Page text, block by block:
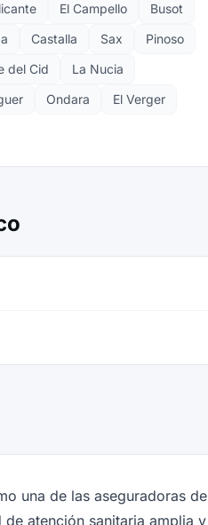
El Campello
Busot
Castalla Sax
Pinoso
del Cid
La Nucia
Ondara
El Verger
una de las aseguradoras de
atención sanitaria amplia y